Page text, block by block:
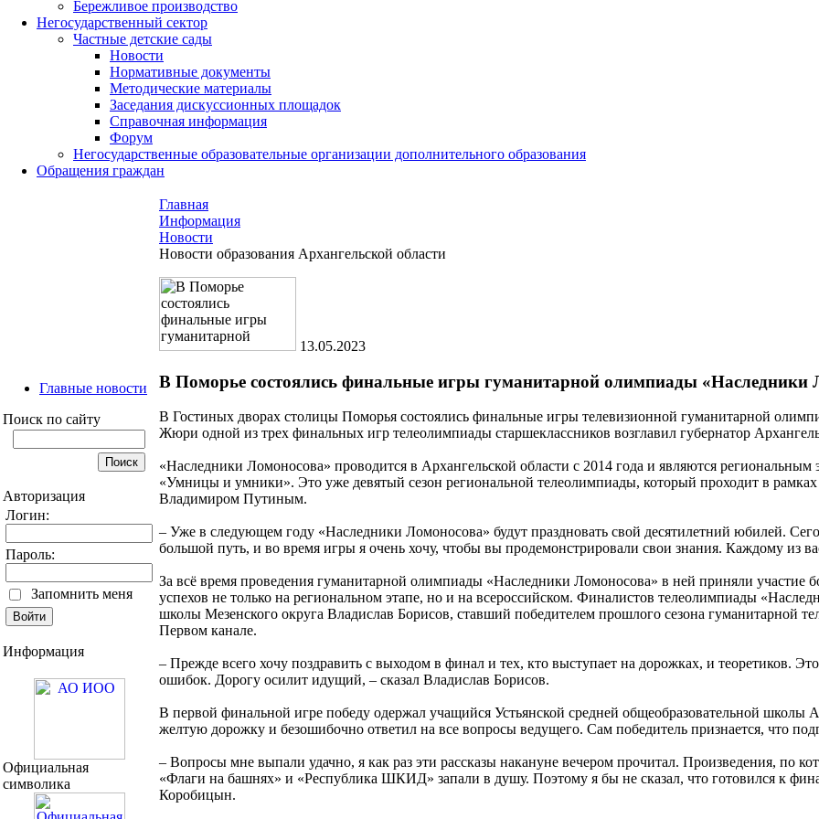
Бережливое производство
Негосударственный сектор
Частные детские сады
Новости
Нормативные документы
Методические материалы
Заседания дискуссионных площадок
Справочная информация
Форум
Негосударственные образовательные организации дополнительного образования
Обращения граждан
Главные новости
Поиск по сайту
Авторизация
Логин:
Пароль:
Запомнить меня
Информация
Официальная
символика
Главная
Информация
Новости
Новости образования Архангельской области
13.05.2023
В Поморье состоялись финальные игры гуманитарной олимпиады «Наследники
В Гостиных дворах столицы Поморья состоялись финальные игры телевизионной гуманитарной
Жюри одной из трех финальных игр телеолимпиады старшеклассников возглавил губернатор
«Наследники Ломоносова» проводится в Архангельской области с 2014 года и являются
«Умницы и умники». Это уже девятый сезон региональной телеолимпиады, который проходит в
Владимиром Путиным.
– Уже в следующем году «Наследники Ломоносова» будут праздновать свой десятилетний юбилей.
большой путь, и во время игры я очень хочу, чтобы вы продемонстрировали свои знания. Каждому из
За всё время проведения гуманитарной олимпиады «Наследники Ломоносова» в ней приняли участие
успехов не только на региональном этапе, но и на всероссийском. Финалистов телеолимпиады
школы Мезенского округа Владислав Борисов, ставший победителем прошлого сезона гуманитарной
Первом канале.
– Прежде всего хочу поздравить с выходом в финал и тех, кто выступает на дорожках, и теоретиков.
ошибок. Дорогу осилит идущий, – сказал Владислав Борисов.
В первой финальной игре победу одержал учащийся Устьянской средней общеобразовательной
желтую дорожку и безошибочно ответил на все вопросы ведущего. Сам победитель признается, что
– Вопросы мне выпали удачно, я как раз эти рассказы накануне вечером прочитал. Произведения, по
«Флаги на башнях» и «Республика ШКИД» запали в душу. Поэтому я бы не сказал, что готовился к
Коробицын.